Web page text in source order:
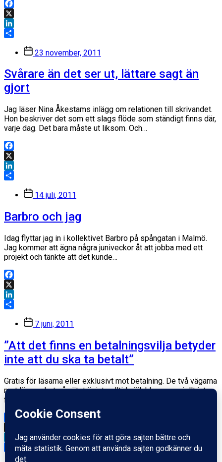
Facebook
X
LinkedIn
Inläggsdatum
23 november, 2011
Svårare än det ser ut, lättare sagt än
gjort
Jag läser Nina Åkestams inlägg om relationen till skrivandet.
Hon beskriver det som ett slags flöde som ständigt finns där,
varje dag. Det bara måste ut liksom. Och…
Facebook
X
LinkedIn
Inläggsdatum
14 juli, 2011
Barbro och jag
Idag flyttar jag in i kollektivet Barbro på spångatan i Malmö.
Jag kommer att ägna några juniveckor åt att jobba med ett
projekt och tänkte att det kunde…
Facebook
X
LinkedIn
Inläggsdatum
7 juni, 2011
”Att det finns en betalningsvilja betyder
inte att du ska ta betalt”
Gratis för läsarna eller exklusivt mot betalning. De två vägarna
mot lönsamhet på nätet är inte alltid självklara, speciellt inte
för mediehusen. Joakim Jardenberg vecklar ut sina tankar…
LinkedIn
Dela